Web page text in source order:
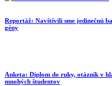
Reportáž: Navštívili sme jedinečnú
gény
Anketa: Diplom do ruky, otáznik v
mnohých študentov